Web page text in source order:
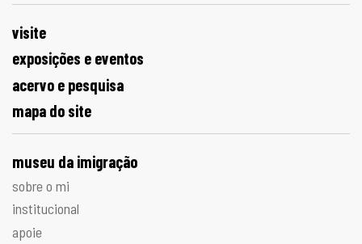
visite
exposições e eventos
acervo e pesquisa
mapa do site
museu da imigração
sobre o mi
institucional
apoie